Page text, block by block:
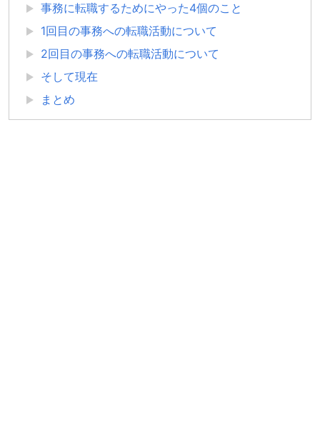
事務に転職するためにやった4個のこと
1回目の事務への転職活動について
2回目の事務への転職活動について
そして現在
まとめ